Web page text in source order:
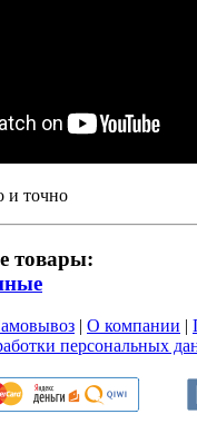
и точно
товары:
| О компании |
персональных